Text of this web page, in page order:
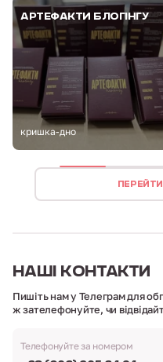
АРТЕФАКТИ БЛОГІНГУ
кришка-дно
НАШІ КОНТАКТИ
Пишіть нам у Телеграм для
ж зателефонуйте, чи
Телефонуйте за номером